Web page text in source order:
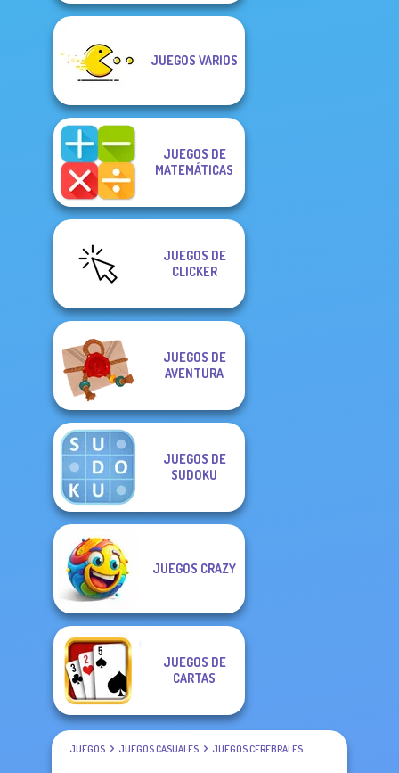
JUEGOS VARIOS
JUEGOS DE
MATEMÁTICAS
JUEGOS DE
CLICKER
JUEGOS DE
AVENTURA
JUEGOS DE
SUDOKU
JUEGOS CRAZY
JUEGOS DE
CARTAS
JUEGOS JUEGOS CASUALES JUEGOS CEREBRALES